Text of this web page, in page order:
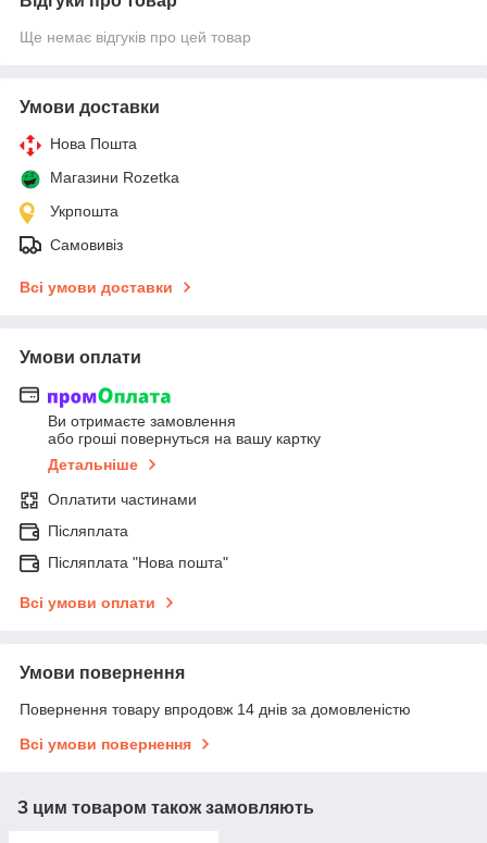
Ще немає відгуків про цей товар
Умови доставки
Нова Пошта
Магазини Rozetka
Укрпошта
Самовивіз
Всі умови доставки
Умови оплати
Ви отримаєте замовлення
або гроші повернуться на вашу картку
Детальніше
Оплатити частинами
Післяплата
Післяплата "Нова пошта"
Всі умови оплати
Умови повернення
Повернення товару впродовж 14 днів за домовленістю
Всі умови повернення
З цим товаром також замовляють